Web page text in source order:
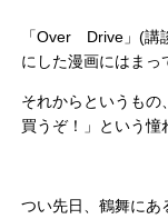
「Over Drive」(講
にした漫画にはまっ
それからというもの
買うぞ！」という憧
つい先日、鶴舞にあ